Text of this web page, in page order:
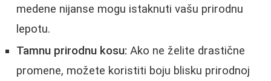
medene nijanse mogu istaknuti vašu prirodnu
lepotu.
Tamnu prirodnu kosu: Ako ne želite drastične
promene, možete koristiti boju blisku prirodnoj